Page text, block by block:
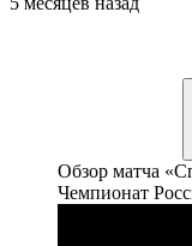
Обзор матча
Чемпионат